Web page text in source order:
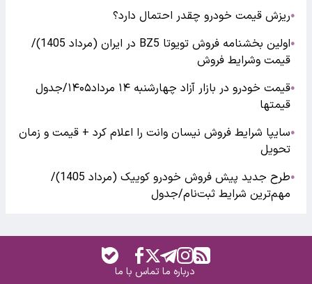
●ریزش قیمت خودرو چقدر احتمال دارد؟
●
اولین بخشنامه فروش تویوتا BZ5 در ایران (مرداد 1405)/
قیمت وشرایط فروش
●
قیمت خودرو در بازار آزاد چهارشنبه ۱۴ مرداد۱۴۰۵/جدول
قیمتها
●سایپا شرایط فروش نیسان وانت را اعلام کرد + قیمت و زمان
تحویل
●
طرح جدید پیش فروش خودرو کوییک (مرداد 1405)/
مهم‌ترین شرایط ثبت‌نام/جدول
درباره ماتماس با ما